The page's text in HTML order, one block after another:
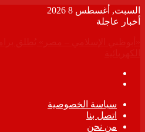
السبت, أغسطس 8 2026
أخبار عاجلة
سياسة الخصوصية
اتصل بنا
من نحن